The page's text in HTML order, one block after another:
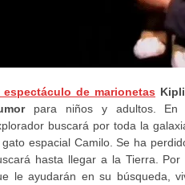
espectáculo de marionetas
para niños y adultos. En
buscará por toda la
espacial Camilo. Se ha
hasta llegar a la Tierra.
le ayudarán en su búsqueda,